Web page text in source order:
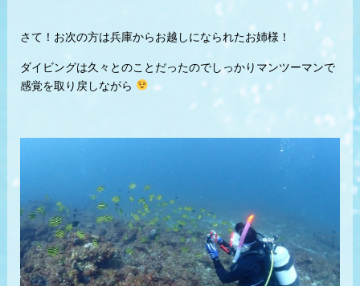
さて！お次の方は兵庫からお越しになられたお姉様！
ダイビングは久々とのことだったのでしっかりマンツーマンで
感覚を取り戻しながら